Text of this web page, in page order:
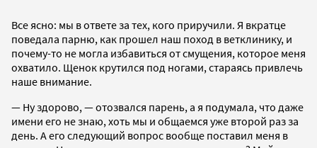
Все ясно: мы в ответе за тех, кого приручили. Я вкратце
поведала парню, как прошел наш поход в ветклинику, и
почему-то не могла избавиться от смущения, которое меня
охватило. Щенок крутился под ногами, стараясь привлечь
наше внимание.
— Ну здорово, — отозвался парень, а я подумала, что даже
имени его не знаю, хоть мы и общаемся уже второй раз за
день. А его следующий вопрос вообще поставил меня в